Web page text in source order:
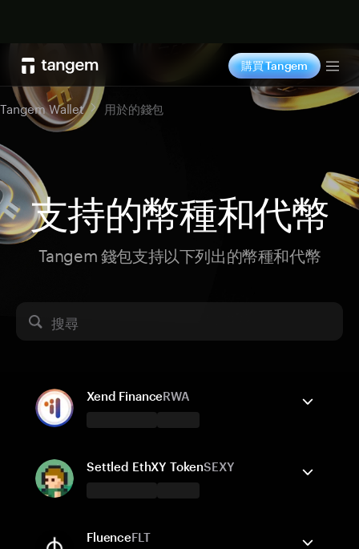
購買 Tangem
Tangem Wallet 用於的錢包
支持的幣種和代幣
Tangem 錢包支持以下列出的幣種和代幣
搜尋
Xend FinanceRWA
發送/接收 購買 兌換
Ethereum BNB Smart Chain
Settled EthXY TokenSEXY
發送/接收 購買
FluenceFLT